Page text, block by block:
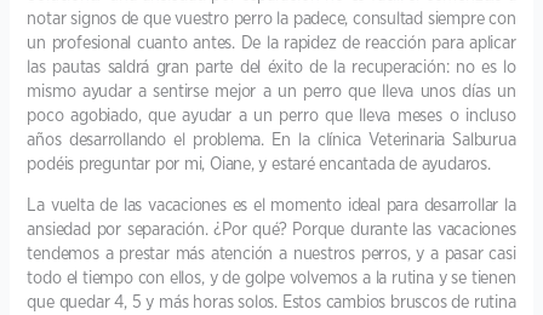
notar signos de que vuestro perro la padece, consultad siempre con
un profesional cuanto antes. De la rapidez de reacción para aplicar
las pautas saldrá gran parte del éxito de la recuperación: no es lo
mismo ayudar a sentirse mejor a un perro que lleva unos días un
poco agobiado, que ayudar a un perro que lleva meses o incluso
años desarrollando el problema. En la clínica Veterinaria Salburua
podéis preguntar por mi, Oiane, y estaré encantada de ayudaros.
La vuelta de las vacaciones es el momento ideal para desarrollar la
ansiedad por separación. ¿Por qué? Porque durante las vacaciones
tendemos a prestar más atención a nuestros perros, y a pasar casi
todo el tiempo con ellos, y de golpe volvemos a la rutina y se tienen
que quedar 4, 5 y más horas solos. Estos cambios bruscos de rutina